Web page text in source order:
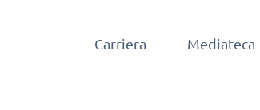
Carriera Mediateca